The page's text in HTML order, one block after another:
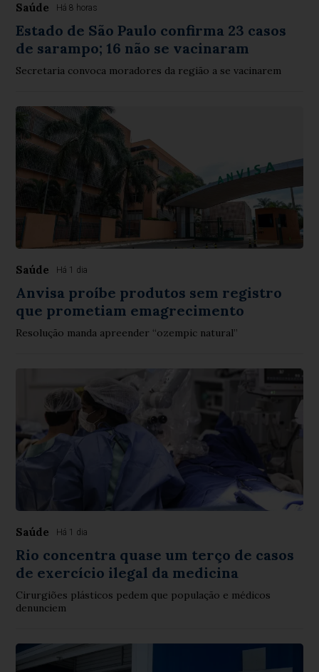
Saúde Há 8 horas
Estado de São Paulo confirma 23 casos
de sarampo; 16 não se vacinaram
Secretaria convoca moradores da região a se vacinarem
Saúde Há 1 dia
Anvisa proíbe produtos sem registro
que prometiam emagrecimento
Resolução manda apreender “ozempic natural”
Saúde Há 1 dia
Rio concentra quase um terço de casos
de exercício ilegal da medicina
Cirurgiões plásticos pedem que população e médicos
denunciem